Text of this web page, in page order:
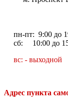
пн-пт: 9:00 до
сб: 10:00 до
вс: - выходной
Адрес пункта